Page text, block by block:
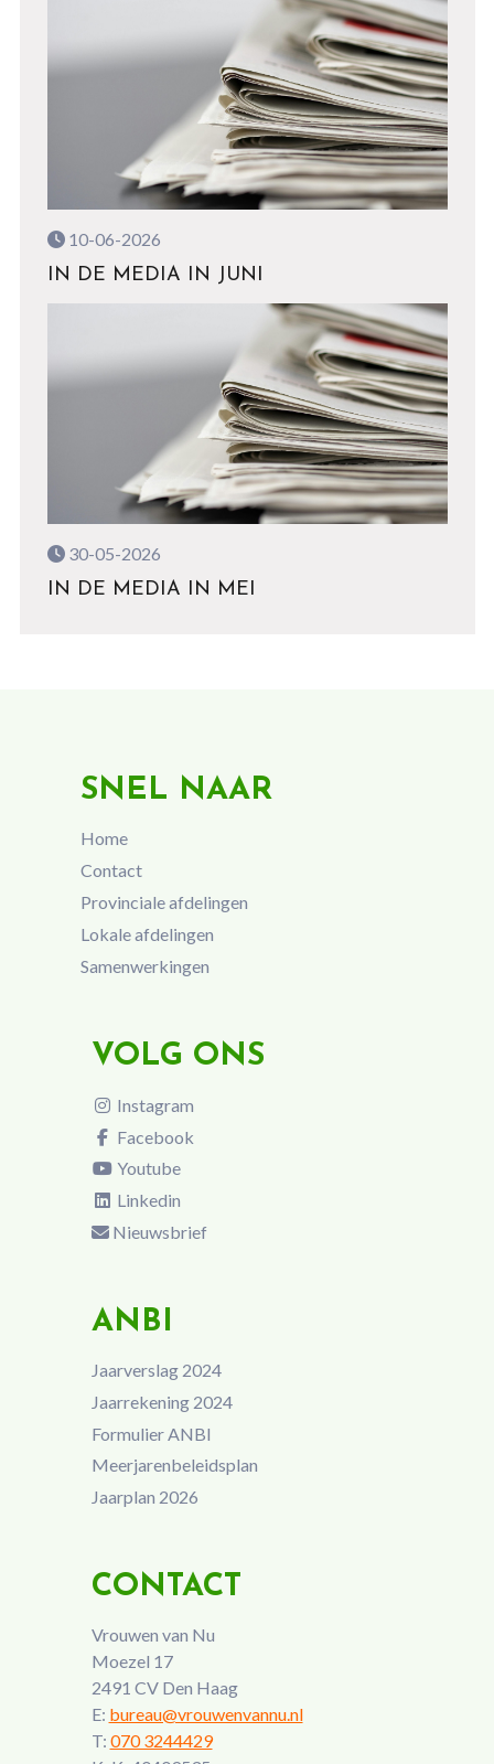
10-06-2026
IN DE MEDIA IN JUNI
30-05-2026
IN DE MEDIA IN MEI
SNEL NAAR
Home
Contact
Provinciale afdelingen
Lokale afdelingen
Samenwerkingen
VOLG ONS
Instagram
Facebook
Youtube
Linkedin
Nieuwsbrief
ANBI
Jaarverslag 2024
Jaarrekening 2024
Formulier ANBI
Meerjarenbeleidsplan
Jaarplan 2026
CONTACT
Vrouwen van Nu
Moezel 17
2491 CV Den Haag
E: bureau@vrouwenvannu.nl
T: 070 3244429